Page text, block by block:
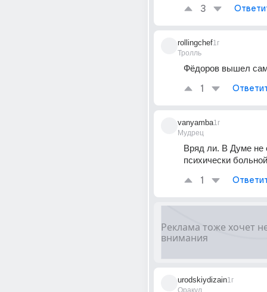
3
rollingchef
Тролль
1г
Фёдоров вышел
1
vanyamba
Мудрец
1г
Вряд ли. В Думе не
психически
1
urodskiydizain
Оракул
1г